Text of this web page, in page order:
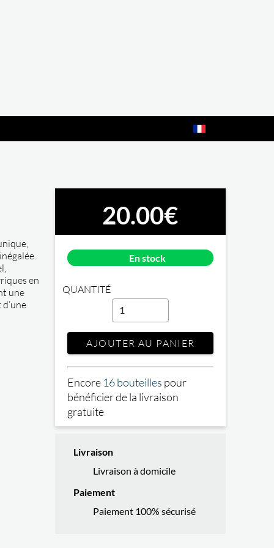
en
une
20.00€
En stock
QUANTITÉ
AJOUTER AU PANIER
Encore 16 bouteilles pour
bénéficier de la livraison
gratuite
Livraison
Livraison à domicile
Paiement
Paiement 100% sécurisé